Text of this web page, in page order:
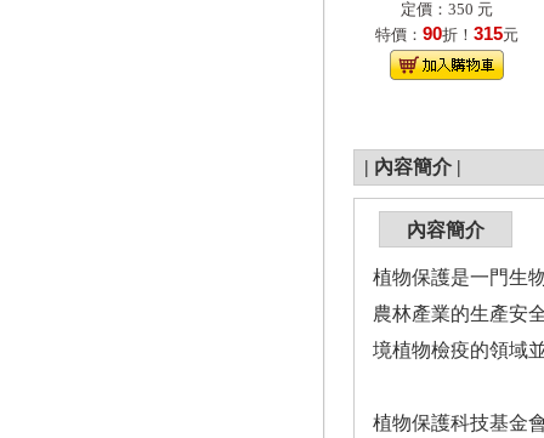
定價：350 元
特價： 90折！ 315元
| 內容簡介 |
內容簡介
植物保護是一門生
農林產業的生產安
境植物檢疫的領域
植物保護科技基金